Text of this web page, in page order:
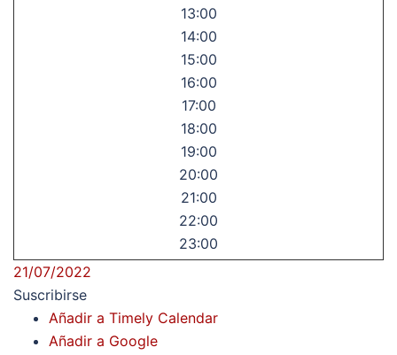
13:00
14:00
15:00
16:00
17:00
18:00
19:00
20:00
21:00
22:00
23:00
21/07/2022
Suscribirse
Añadir a Timely Calendar
Añadir a Google